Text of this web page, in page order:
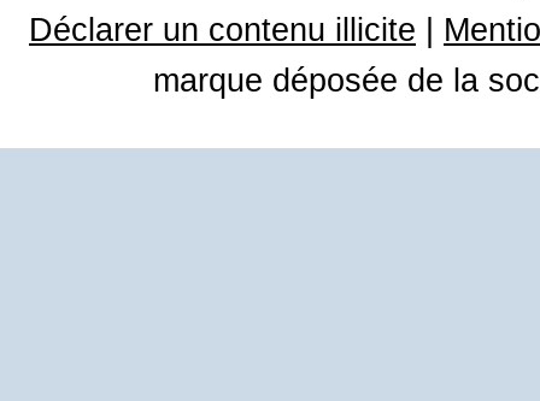
Déclarer un contenu illicite
marque déposée de la